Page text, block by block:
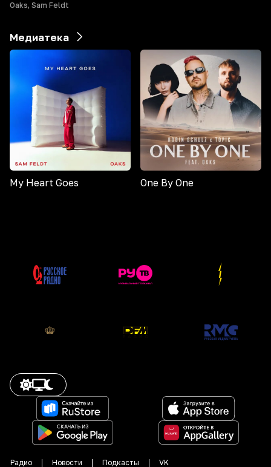
Oaks, Sam Feldt
Медиатека
My Heart Goes One By One
Радио Новости Подкасты VK